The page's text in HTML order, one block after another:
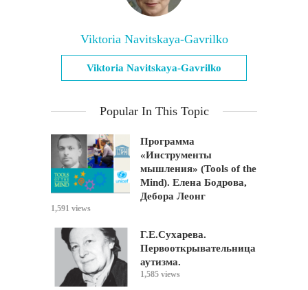
Viktoria Navitskaya-Gavrilko
Viktoria Navitskaya-Gavrilko
Popular In This Topic
Программа
«Инструменты
мышления» (Tools of the
Mind). Елена Бодрова,
Дебора Леонг
1,591 views
Г.Е.Сухарева.
Первооткрывательница
аутизма.
1,585 views